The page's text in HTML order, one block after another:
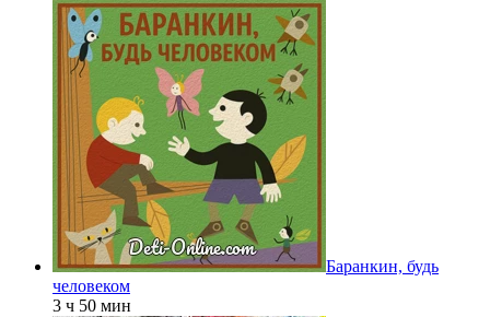
Баранкин, будь
человеком
3 ч 50 мин